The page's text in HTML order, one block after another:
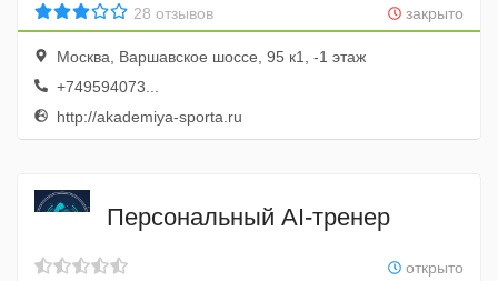
закрыто
28 отзывов
Москва, Варшавское шоссе, 95 к1, -1 этаж
+749594073...
http://akademiya-sporta.ru
Персональный AI-тренер
открыто